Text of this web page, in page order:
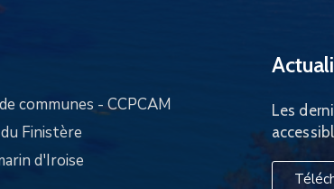
communes - CCPCAM
Finistère
d'Iroise
Les